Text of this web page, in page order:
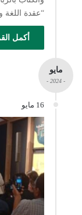
“عقدة اللغة
أكمل
مايو
- 2024 -
16 مايو